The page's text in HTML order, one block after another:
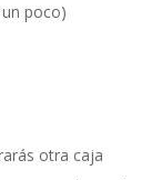
poco)
otra caja